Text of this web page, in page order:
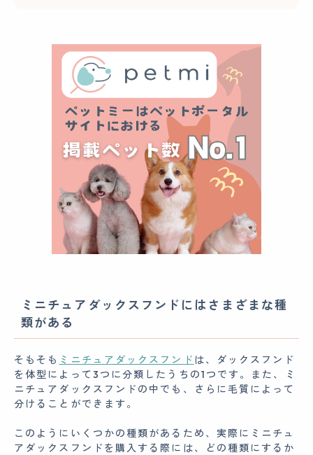
ミニチュアダックスフンドにはさまざまな種
類がある
そもそも ミニチュアダックスフンド は、ダックスフンド
を体型によって3つに分類したうちの1つです。また、ミ
ニチュアダックスフンドの中でも、さらに毛質によって
分けることができます。
このようにいくつかの種類があるため、実際にミニチュ
アダックスフンドを購入する際には、どの種類にするか